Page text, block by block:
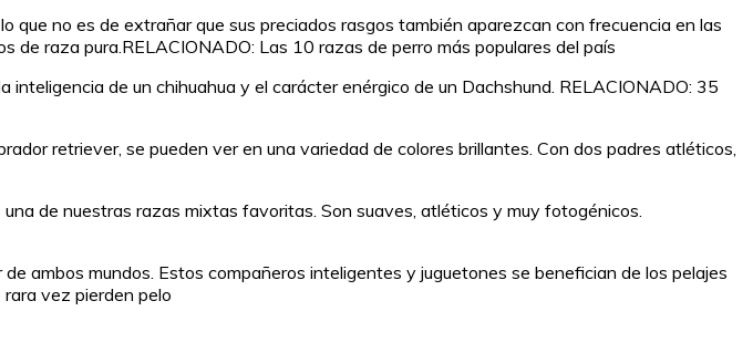
que no es de extrañar que sus preciados rasgos también aparezcan con frecuencia en las
de raza pura.RELACIONADO: Las 10 razas de perro más populares del país
de un chihuahua y el carácter enérgico de un Dachshund. RELACIONADO: 35
retriever, se pueden ver en una variedad de colores brillantes. Con dos padres atléticos,
de nuestras razas mixtas favoritas. Son suaves, atléticos y muy fotogénicos.
ambos mundos. Estos compañeros inteligentes y juguetones se benefician de los pelajes
vez pierden pelo